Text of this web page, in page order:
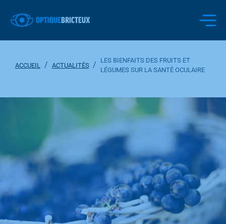
ACCUEIL / ACTUALITÉS /
LES BIENFAITS DES FRUITS ET
LÉGUMES SUR LA SANTÉ OCULAIRE